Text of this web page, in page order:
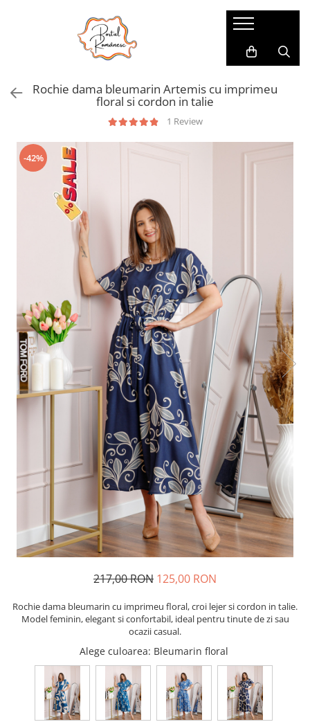
Pijamale Dama Marimi Mari
Pijamale Baieti
Pijamale Fetite
Imbracaminte copii
Imbracaminte Baieti
Rochie dama bleumarin Artemis cu imprimeu
floral si cordon in talie
1 Review
-42%
217,00 RON 125,00 RON
Rochie dama bleumarin cu imprimeu floral, croi lejer si cordon in talie.
Model feminin, elegant si confortabil, ideal pentru tinute de zi sau
ocazii casual.
Alege culoarea: Bleumarin floral